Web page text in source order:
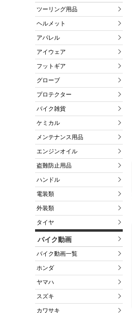
ツーリング用品
ヘルメット
アパレル
アイウェア
フットギア
グローブ
プロテクター
バイク雑貨
ケミカル
メンテナンス用品
エンジンオイル
盗難防止用品
ハンドル
電装類
外装類
タイヤ
バイク動画
バイク動画一覧
ホンダ
ヤマハ
スズキ
カワサキ